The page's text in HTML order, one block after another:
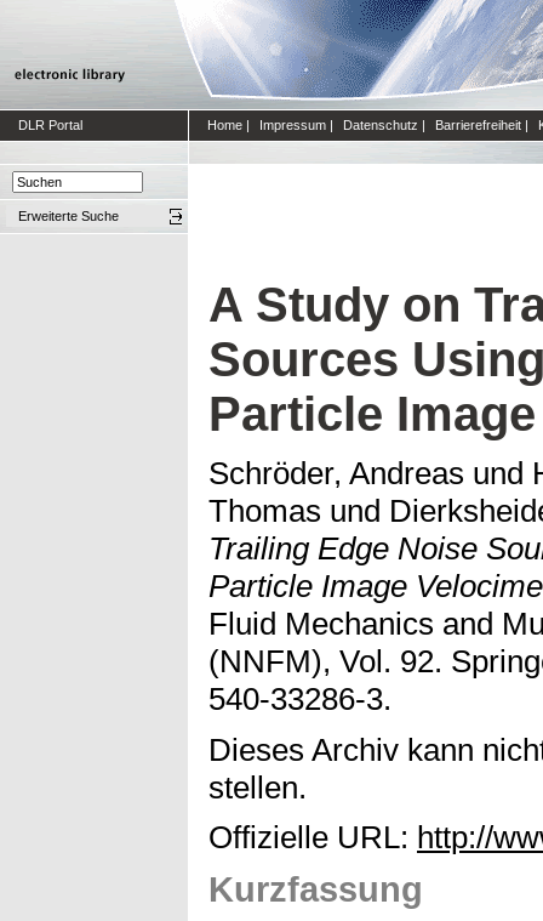
DLR Portal Home | Impressum | Datenschutz | Barrierefreiheit |
Erweiterte Suche
A Study on
Sources
Particle
Schröder, Andreas und
Thomas und
Trailing Edge Noise
Particle Image
Fluid Mechanics and
(NNFM), Vol. 92.
540-33286-3.
Dieses Archiv kann
stellen.
Offizielle URL: http://
Kurzfassung